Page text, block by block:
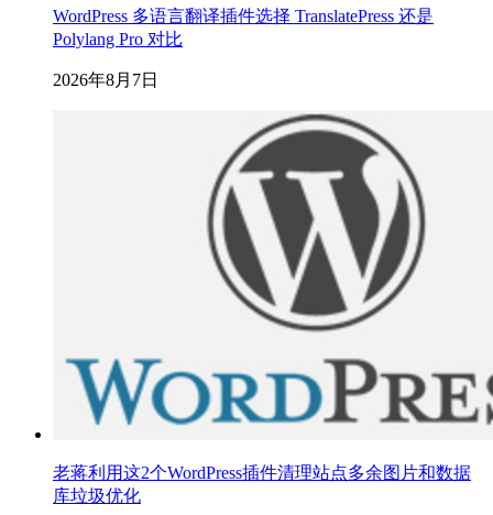
WordPress 多语言翻译插件选择 TranslatePress 还是
Polylang Pro 对比
2026年8月7日
老蒋利用这2个WordPress插件清理站点多余图片和数据
库垃圾优化